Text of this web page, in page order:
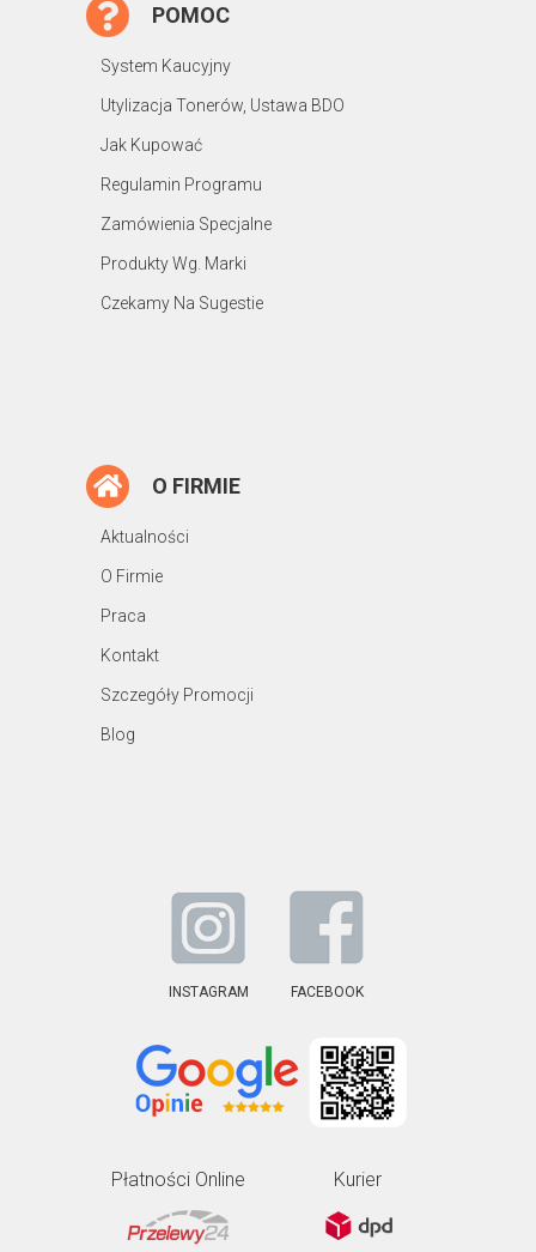
POMOC
System Kaucyjny
Utylizacja Tonerów, Ustawa BDO
Jak Kupować
Regulamin Programu
Zamówienia Specjalne
Produkty Wg. Marki
Czekamy Na Sugestie
O FIRMIE
Aktualności
O Firmie
Praca
Kontakt
Szczegóły Promocji
Blog
INSTAGRAM FACEBOOK
Płatności Online Kurier